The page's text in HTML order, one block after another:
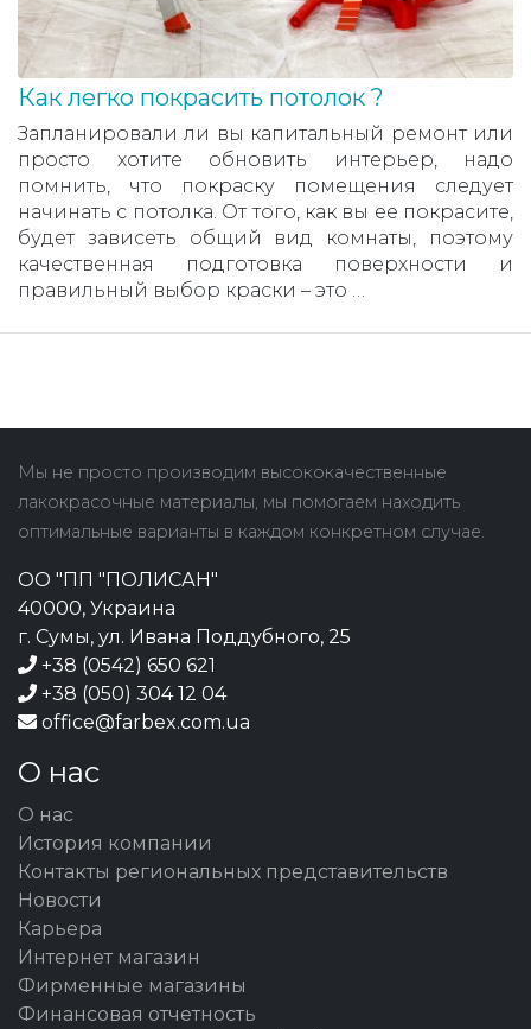
Как легко покрасить потолок ?
Запланировали ли вы капитальный ремонт или
просто хотите обновить интерьер, надо
помнить, что покраску помещения следует
начинать с потолка. От того, как вы ее покрасите,
будет зависеть общий вид комнаты, поэтому
качественная подготовка поверхности и
правильный выбор краски – это …
Мы не просто производим высококачественные
лакокрасочные материалы, мы помогаем находить
оптимальные варианты в каждом конкретном случае.
ОО "ПП "ПОЛИСАН"
40000, Украина
г. Сумы, ул. Ивана Поддубного, 25
+38 (0542) 650 621
+38 (050) 304 12 04
office@farbex.com.ua
О нас
О нас
История компании
Контакты региональных представительств
Новости
Карьера
Интернет магазин
Фирменные магазины
Финансовая отчетность